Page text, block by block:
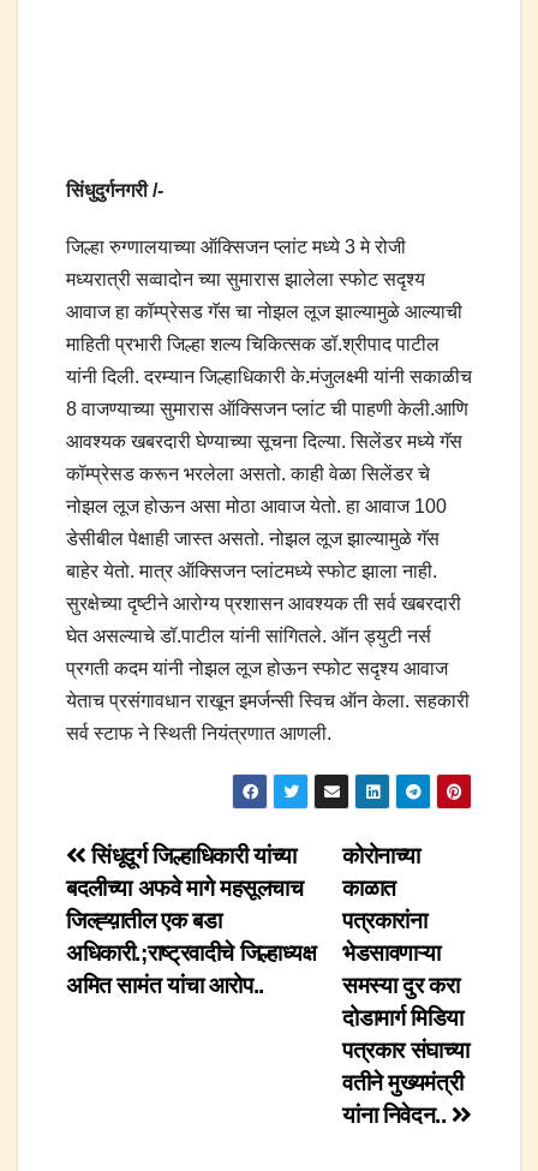
सिंधुदुर्गनगरी /-
जिल्हा रुग्णालयाच्या ऑक्सिजन प्लांट मध्ये 3 मे रोजी
मध्यरात्री सव्वादोन च्या सुमारास झालेला स्फोट सदृश्य
आवाज हा कॉम्प्रेसड गॅस चा नोझल लूज झाल्यामुळे आल्याची
माहिती प्रभारी जिल्हा शल्य चिकित्सक डॉ.श्रीपाद पाटील
यांनी दिली. दरम्यान जिल्हाधिकारी के.मंजुलक्ष्मी यांनी सकाळीच
8 वाजण्याच्या सुमारास ऑक्सिजन प्लांट ची पाहणी केली.आणि
आवश्यक खबरदारी घेण्याच्या सूचना दिल्या. सिलेंडर मध्ये गॅस
कॉम्प्रेसड करून भरलेला असतो. काही वेळा सिलेंडर चे
नोझल लूज होऊन असा मोठा आवाज येतो. हा आवाज 100
डेसीबील पेक्षाही जास्त असतो. नोझल लूज झाल्यामुळे गॅस
बाहेर येतो. मात्र ऑक्सिजन प्लांटमध्ये स्फोट झाला नाही.
सुरक्षेच्या दृष्टीने आरोग्य प्रशासन आवश्यक ती सर्व खबरदारी
घेत असल्याचे डॉ.पाटील यांनी सांगितले. ऑन ड्युटी नर्स
प्रगती कदम यांनी नोझल लूज होऊन स्फोट सदृश्य आवाज
येताच प्रसंगावधान राखून इमर्जन्सी स्विच ऑन केला. सहकारी
सर्व स्टाफ ने स्थिती नियंत्रणात आणली.
Post
navigation
कोरोनाच्या
काळात
पत्रकारांना
भेडसावणाऱ्या
समस्या दुर करा
दोडामार्ग मिडिया
पत्रकार संघाच्या
वतीने मुख्यमंत्री
यांना निवेदन..
सिंधूदूर्ग जिल्हाधिकारी यांच्या
बदलीच्या अफवे मागे महसूलचाच
जिल्ह्य़ातील एक बडा
अधिकारी.;राष्ट्रवादीचे जिल्हाध्यक्ष
अमित सामंत यांचा आरोप..